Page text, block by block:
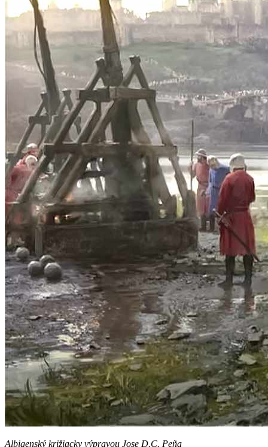
Albigenský križiacky výpravou Jose D.C. Peña